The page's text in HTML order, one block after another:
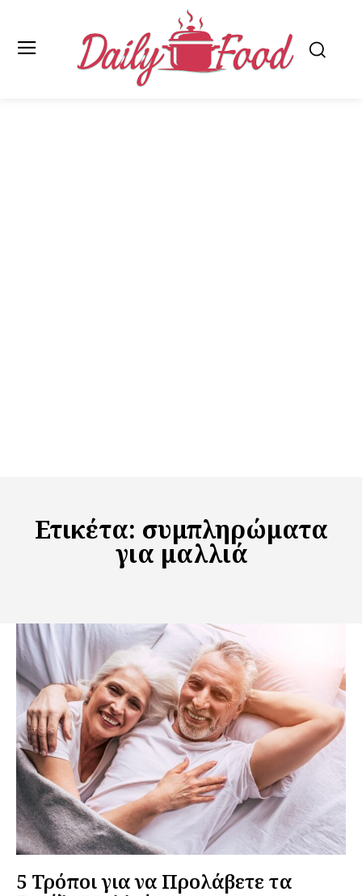
Ετικέτα: συμπληρώματα
για μαλλιά
5 Τρόποι για να Προλάβετε τα